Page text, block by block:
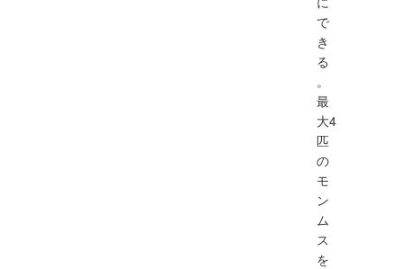
で
き
る
。
最
大4
匹
の
モ
ン
ム
ス
を